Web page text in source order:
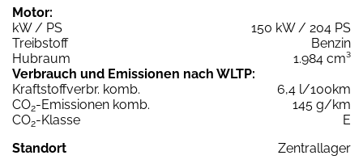
Motor:
kW / PS
150 kW / 204 PS
Treibstoff
Benzin
Hubraum
1.984 cm³
Verbrauch und Emissionen nach WLTP:
Kraftstoffverbr. komb.
6,4 l/100km
CO2-Emissionen komb.
145 g/km
CO2-Klasse
E
Standort
Zentrallager